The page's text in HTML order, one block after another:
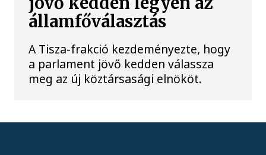
államfőválasztás
A Tisza-frakció kezdeményezte, hogy
a parlament jövő kedden válassza
meg az új köztársasági elnököt.